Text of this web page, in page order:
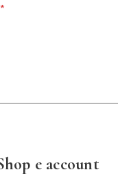
*
e account